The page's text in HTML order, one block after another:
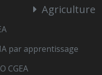
Agriculture
par apprentissage
CGEA